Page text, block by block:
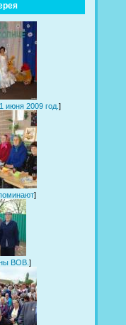
июня 2009 год. ]
]
ВОВ.]